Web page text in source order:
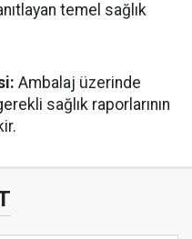
temel sağlık
Ambalaj üzerinde
sağlık raporlarının